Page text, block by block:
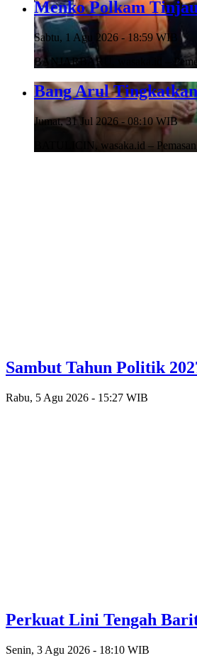
Menko Polkam
Sabtu, 1 Agu 2026 - 18:59 WIB
BANJARBARU, wasaka.id –
Bang Arul
Jumat, 31 Jul 2026 - 08:10 WIB
BATULICIN, wasaka.id –
Sambut Tahun Politik
Rabu, 5 Agu 2026 - 15:27 WIB
Perkuat Lini Tengah
Senin, 3 Agu 2026 - 18:10 WIB